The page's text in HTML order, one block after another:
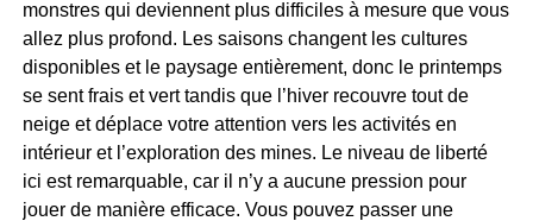
monstres qui deviennent plus difficiles à mesure que vous
allez plus profond. Les saisons changent les cultures
disponibles et le paysage entièrement, donc le printemps
se sent frais et vert tandis que l’hiver recouvre tout de
neige et déplace votre attention vers les activités en
intérieur et l’exploration des mines. Le niveau de liberté
ici est remarquable, car il n’y a aucune pression pour
jouer de manière efficace. Vous pouvez passer une